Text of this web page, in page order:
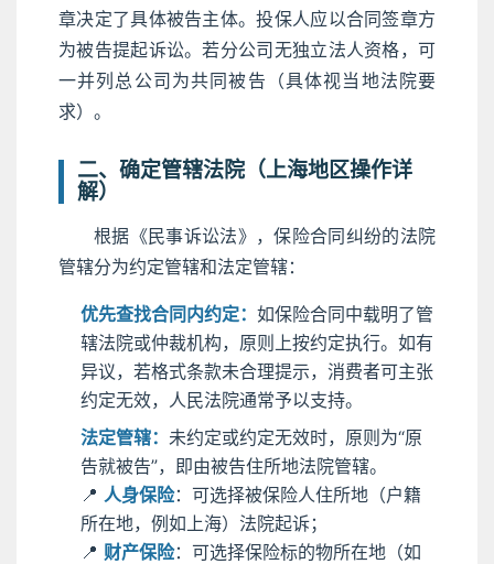
章决定了具体被告主体。投保人应以合同签章方
为被告提起诉讼。若分公司无独立法人资格，可
一并列总公司为共同被告（具体视当地法院要
求）。
二、确定管辖法院（上海地区操作详
解）
根据《民事诉讼法》，保险合同纠纷的法院
管辖分为约定管辖和法定管辖：
优先查找合同内约定： 如保险合同中载明了管
辖法院或仲裁机构，原则上按约定执行。如有
异议，若格式条款未合理提示，消费者可主张
约定无效，人民法院通常予以支持。
法定管辖： 未约定或约定无效时，原则为“原
告就被告”，即由被告住所地法院管辖。
📍 人身保险：可选择被保险人住所地（户籍
所在地，例如上海）法院起诉；
📍 财产保险：可选择保险标的物所在地（如